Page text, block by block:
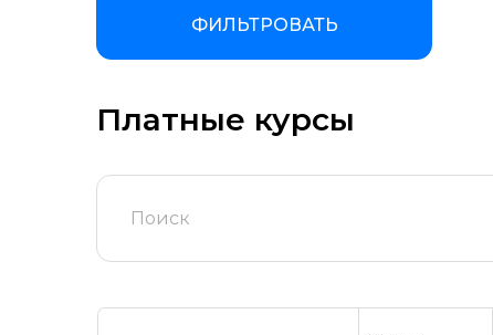
Сертификат или диплом об
окончании обучения
ФИЛЬТРОВАТЬ
Платные курсы